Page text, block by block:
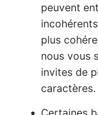
peuvent
plus
nous vous
invites de
caractères.